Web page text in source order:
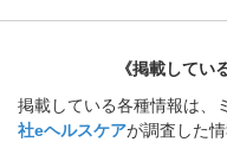
《掲載してい
掲載している各種情報は、
社eヘルスケアが調査した